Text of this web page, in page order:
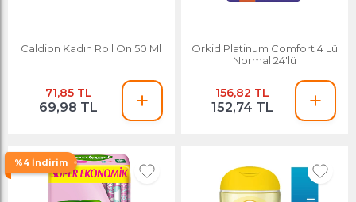
Caldion Kadın Roll On 50 Ml
71,85 TL
69,98 TL
Orkid Platinum Comfort 4 Lü
Normal 24'lü
156,82 TL
152,74 TL
%4 İndirim